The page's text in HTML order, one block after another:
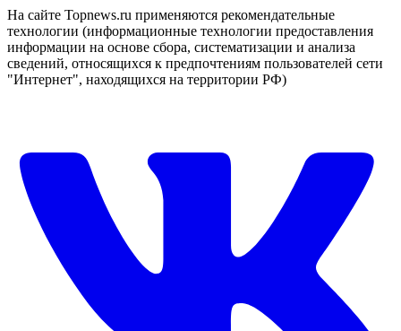
На сайте Topnews.ru применяются рекомендательные
технологии (информационные технологии предоставления
информации на основе сбора, систематизации и анализа
сведений, относящихся к предпочтениям пользователей сети
"Интернет", находящихся на территории РФ)